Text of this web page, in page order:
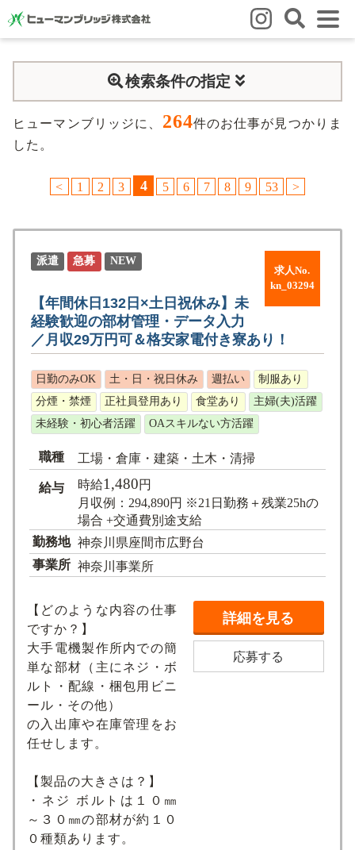
はじめての方
3つの強み いろいろな働き方
就業までの流れ HBのイイネ！
人材育成 福利厚生 お悩み相談窓口 eラーニング
会社概要
ブログ
検索条件の指定
ヒューマンブリッジに、 264件のお仕事が見つかりま
した。
< 1 2 3 4 5 6 7 8 9 53 >
求人No.
kn_03294
派遣 急募 NEW
【年間休日132日×土日祝休み】未
経験歓迎の部材管理・データ入力
／月収29万円可＆格安家電付き寮あり！
日勤のみOK 土・日・祝日休み 週払い
制服あり
分煙・禁煙
正社員登用あり 食堂あり
主婦(夫)活躍
未経験・初心者活躍
OAスキルない方活躍
職種 工場・倉庫・建築・土木・清掃
給与 時給1,480円
月収例：294,890円 ※21日勤務＋残業25hの
場合 +交通費別途支給
勤務地 神奈川県座間市広野台
事業所 神奈川事業所
【どのような内容の仕事
ですか？】
大手電機製作所内での簡
単な部材（主にネジ・ボ
ルト・配線・梱包用ビニ
ール・その他）
の入出庫や在庫管理をお
任せします。
【製品の大きさは？】
・ネジ ボルトは１０㎜
～３０㎜の部材が約１０
０種類あります。
詳細を見る
応募する